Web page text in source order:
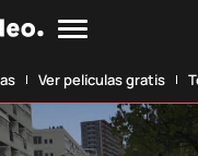
Ver películas gratis